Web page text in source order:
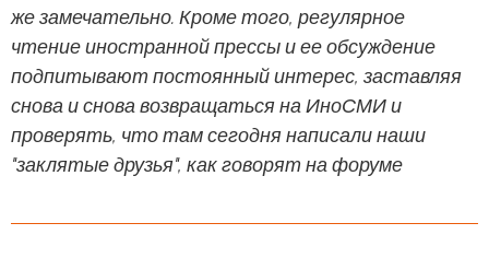
же замечательно. Кроме того, регулярное
чтение иностранной прессы и ее обсуждение
подпитывают постоянный интерес, заставляя
снова и снова возвращаться на ИноСМИ и
проверять, что там сегодня написали наши
"заклятые друзья", как говорят на форуме